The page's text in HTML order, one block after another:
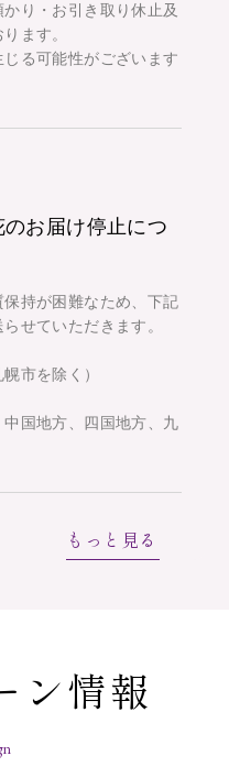
り・お引き取り休止及
ます。
る可能性がございます
のお届け停止につ
持が困難なため、下記
せていただきます。
市を除く）
中国地方、四国地方、九
もっと見る
ン情報